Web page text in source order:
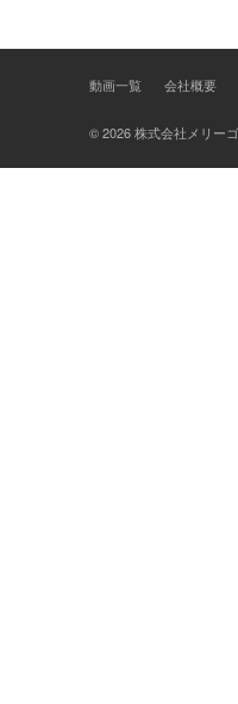
ー
ン
動画一覧 会社概要
© 2026 株式会社メリ